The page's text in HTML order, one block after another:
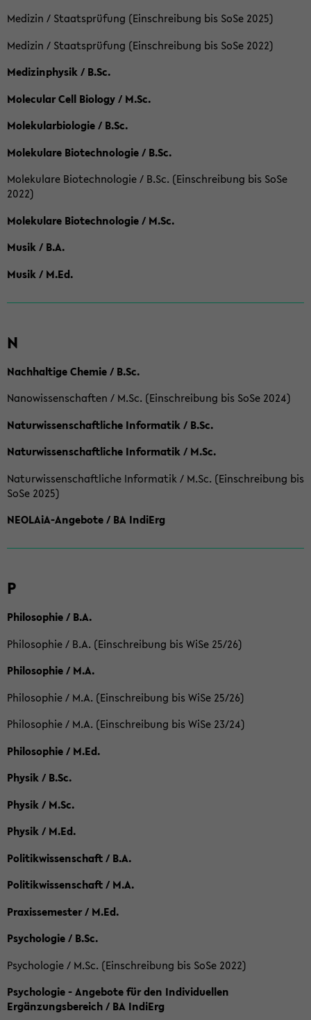
Medizin / Staatsprüfung (Einschreibung bis SoSe 2025)
Medizin / Staatsprüfung (Einschreibung bis SoSe 2022)
Medizinphysik / B.Sc.
Molecular Cell Biology / M.Sc.
Molekularbiologie / B.Sc.
Molekulare Biotechnologie / B.Sc.
Molekulare Biotechnologie / B.Sc. (Einschreibung bis SoSe
2022)
Molekulare Biotechnologie / M.Sc.
Musik / B.A.
Musik / M.Ed.
N
Nachhaltige Chemie / B.Sc.
Nanowissenschaften / M.Sc. (Einschreibung bis SoSe 2024)
Naturwissenschaftliche Informatik / B.Sc.
Naturwissenschaftliche Informatik / M.Sc.
Naturwissenschaftliche Informatik / M.Sc. (Einschreibung bis
SoSe 2025)
NEOLAiA-Angebote / BA IndiErg
P
Philosophie / B.A.
Philosophie / B.A. (Einschreibung bis WiSe 25/26)
Philosophie / M.A.
Philosophie / M.A. (Einschreibung bis WiSe 25/26)
Philosophie / M.A. (Einschreibung bis WiSe 23/24)
Philosophie / M.Ed.
Physik / B.Sc.
Physik / M.Sc.
Physik / M.Ed.
Politikwissenschaft / B.A.
Politikwissenschaft / M.A.
Praxissemester / M.Ed.
Psychologie / B.Sc.
Psychologie / M.Sc. (Einschreibung bis SoSe 2022)
Psychologie - Angebote für den Individuellen
Ergänzungsbereich / BA IndiErg